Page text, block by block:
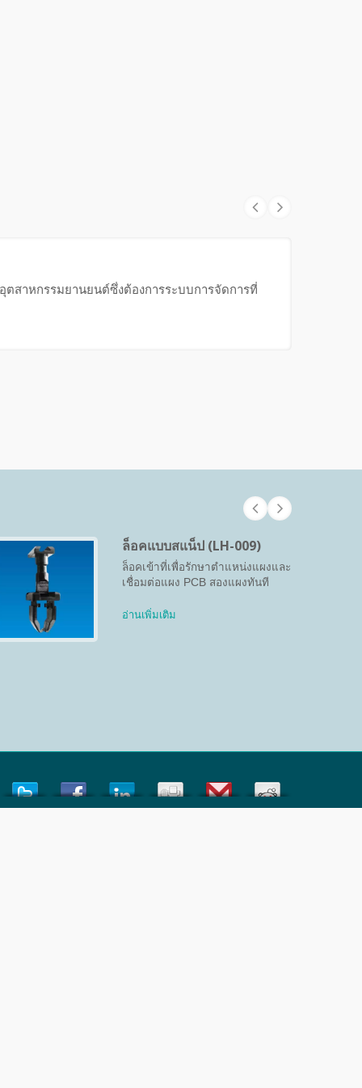
ตสาหกรรมยานยนต์ซึ่งต้องการระบบการจัดการที่
ล็อคแบบสแน็ป (LH-009)
ล็อคเข้าที่เพื่อรักษาตำแหน่งแผงและ
เชื่อมต่อแผง PCB สองแผงทันที
อ่านเพิ่มเติม